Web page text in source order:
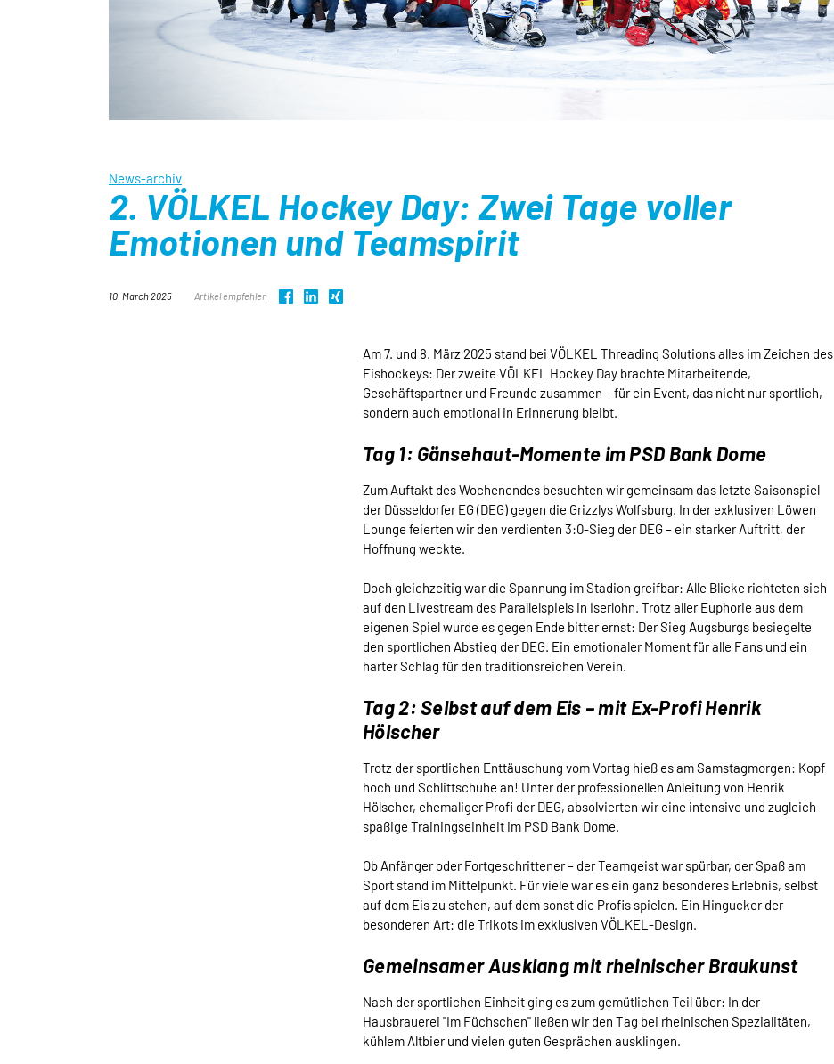
News-archiv
2. VÖLKEL Hockey Day: Zwei Tage voller
Emotionen und Teamspirit
10. March 2025 Artikel empfehlen
Am 7. und 8. März 2025 stand bei VÖLKEL Threading Solutions alles im Zeichen des
Eishockeys: Der zweite VÖLKEL Hockey Day brachte Mitarbeitende,
Geschäftspartner und Freunde zusammen – für ein Event, das nicht nur sportlich,
sondern auch emotional in Erinnerung bleibt.
Tag 1: Gänsehaut-Momente im PSD Bank Dome
Zum Auftakt des Wochenendes besuchten wir gemeinsam das letzte Saisonspiel
der Düsseldorfer EG (DEG) gegen die Grizzlys Wolfsburg. In der exklusiven Löwen
Lounge feierten wir den verdienten 3:0-Sieg der DEG – ein starker Auftritt, der
Hoffnung weckte.
Doch gleichzeitig war die Spannung im Stadion greifbar: Alle Blicke richteten sich
auf den Livestream des Parallelspiels in Iserlohn. Trotz aller Euphorie aus dem
eigenen Spiel wurde es gegen Ende bitter ernst: Der Sieg Augsburgs besiegelte
den sportlichen Abstieg der DEG. Ein emotionaler Moment für alle Fans und ein
harter Schlag für den traditionsreichen Verein.
Tag 2: Selbst auf dem Eis – mit Ex-Profi Henrik
Hölscher
Trotz der sportlichen Enttäuschung vom Vortag hieß es am Samstagmorgen: Kopf
hoch und Schlittschuhe an! Unter der professionellen Anleitung von Henrik
Hölscher, ehemaliger Profi der DEG, absolvierten wir eine intensive und zugleich
spaßige Trainingseinheit im PSD Bank Dome.
Ob Anfänger oder Fortgeschrittener – der Teamgeist war spürbar, der Spaß am
Sport stand im Mittelpunkt. Für viele war es ein ganz besonderes Erlebnis, selbst
auf dem Eis zu stehen, auf dem sonst die Profis spielen. Ein Hingucker der
besonderen Art: die Trikots im exklusiven VÖLKEL-Design.
Gemeinsamer Ausklang mit rheinischer Braukunst
Nach der sportlichen Einheit ging es zum gemütlichen Teil über: In der
Hausbrauerei "Im Füchschen" ließen wir den Tag bei rheinischen Spezialitäten,
kühlem Altbier und vielen guten Gesprächen ausklingen.